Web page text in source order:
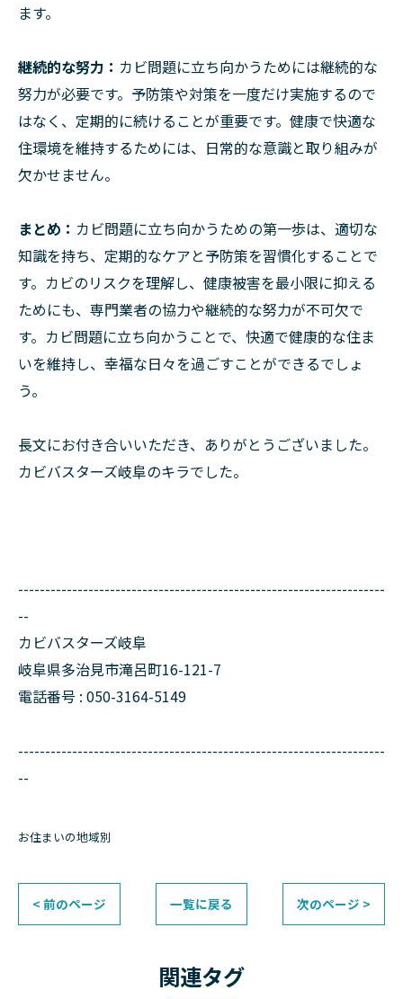
ます。
継続的な努力： カビ問題に立ち向かうためには継続的な
努力が必要です。予防策や対策を一度だけ実施するので
はなく、定期的に続けることが重要です。健康で快適な
住環境を維持するためには、日常的な意識と取り組みが
欠かせません。
まとめ： カビ問題に立ち向かうための第一歩は、適切な
知識を持ち、定期的なケアと予防策を習慣化することで
す。カビのリスクを理解し、健康被害を最小限に抑える
ためにも、専門業者の協力や継続的な努力が不可欠で
す。カビ問題に立ち向かうことで、快適で健康的な住ま
いを維持し、幸福な日々を過ごすことができるでしょ
う。
長文にお付き合いいただき、ありがとうございました。
カビバスターズ岐阜のキラでした。
--------------------------------------------------------------------
--
カビバスターズ岐阜
岐阜県多治見市滝呂町16-121-7
電話番号 : 050-3164-5149
--------------------------------------------------------------------
--
お住まいの地域別
< 前のページ 一覧に戻る 次のページ >
関連タグ